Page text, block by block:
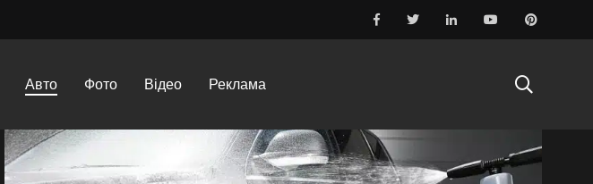
Авто Фото Відео Реклама